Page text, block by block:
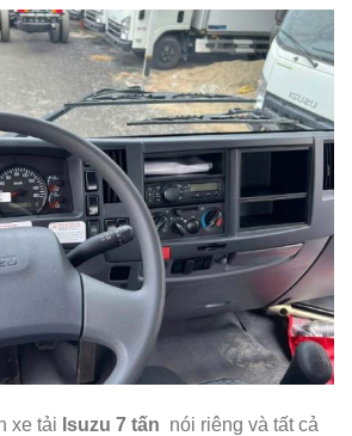
xe tải Isuzu 7 tấn nói riêng và tất cả